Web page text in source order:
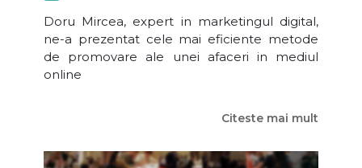
Doru Mircea, expert in marketingul digital,
ne-a prezentat cele mai eficiente metode
de promovare ale unei afaceri in mediul
online
Citeste mai mult